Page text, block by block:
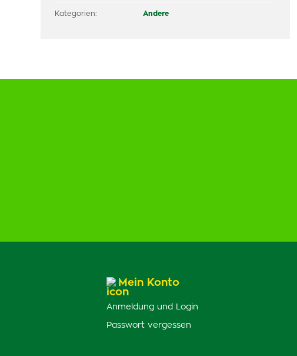
Kategorien: Andere
Mein Konto
Anmeldung und Login
Passwort vergessen